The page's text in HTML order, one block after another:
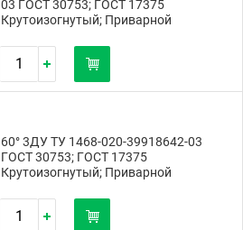
03 ГОСТ 30753; ГОСТ 17375
Крутоизогнутый; Приварной
60° 3ДУ ТУ 1468-020-39918642-03
ГОСТ 30753; ГОСТ 17375
Крутоизогнутый; Приварной